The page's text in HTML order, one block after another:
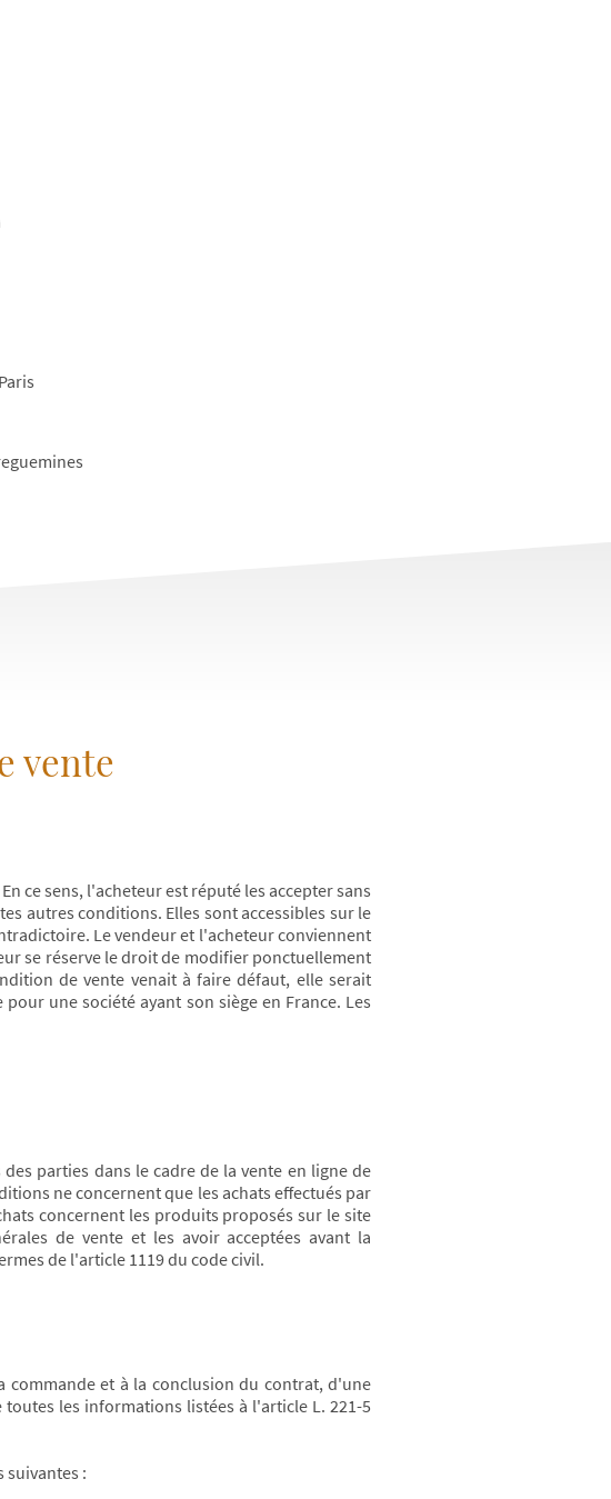
vente
ce sens, l'acheteur est réputé les accepter sans
autres conditions. Elles sont accessibles sur le
Le vendeur et l'acheteur conviennent
se réserve le droit de modifier ponctuellement
de vente venait à faire défaut, elle serait
une société ayant son siège en France. Les
parties dans le cadre de la vente en ligne de
ne concernent que les achats effectués par
concernent les produits proposés sur le site
de vente et les avoir acceptées avant la
de l'article 1119 du code civil.
commande et à la conclusion du contrat, d'une
les informations listées à l'article L. 221-5
suivantes :